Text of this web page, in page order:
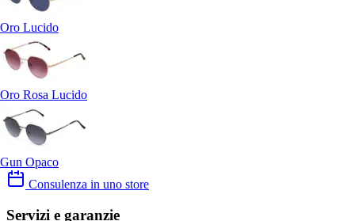
Oro Lucido
Oro Rosa Lucido
Gun Opaco
Consulenza in uno store
Servizi e garanzie